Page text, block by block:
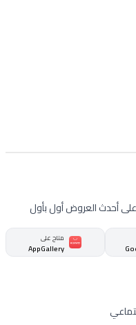
أحدث العروض أول بأول
متاح على
AppGallery